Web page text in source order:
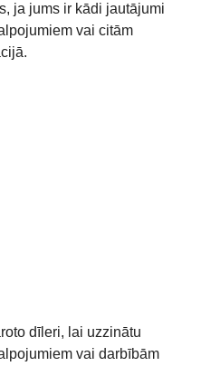
ja jums ir kādi jautājumi
vai citām
dīleri, lai uzzinātu
vai darbībām